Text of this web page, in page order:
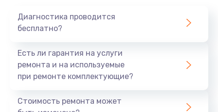
Диагностика проводится
бесплатно?
Есть ли гарантия на услуги
ремонта и на используемые
при ремонте комплектующие?
Стоимость ремонта может